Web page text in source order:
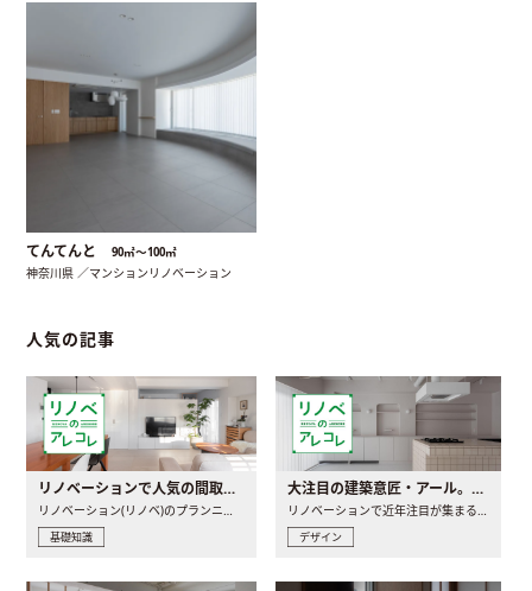
てんてんと 90㎡〜100㎡
神奈川県 ／マンションリノベーション
人気の記事
リノベーションで人気の間取りとは？トレンドの間取りと実例を徹底解説
リノベーション(リノベ)のプランニングで一番最初に決めるのは..
基礎知識
大注目の建築意匠・アール。人気の理由と空間に取り入れるポイント
リノベーションで近年注目が集まる建築意匠の一つであるアール..
デザイン